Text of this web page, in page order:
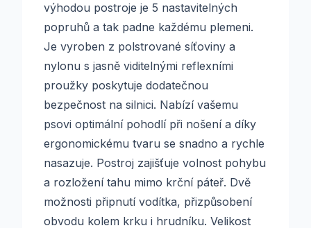
výhodou postroje je 5 nastavitelných
popruhů a tak padne každému plemeni.
Je vyroben z polstrované síťoviny a
nylonu s jasně viditelnými reflexními
proužky poskytuje dodatečnou
bezpečnost na silnici. Nabízí vašemu
psovi optimální pohodlí při nošení a díky
ergonomickému tvaru se snadno a rychle
nasazuje. Postroj zajišťuje volnost pohybu
a rozložení tahu mimo krční páteř. Dvě
možnosti připnutí vodítka, přizpůsobení
obvodu kolem krku i hrudníku. Velikost